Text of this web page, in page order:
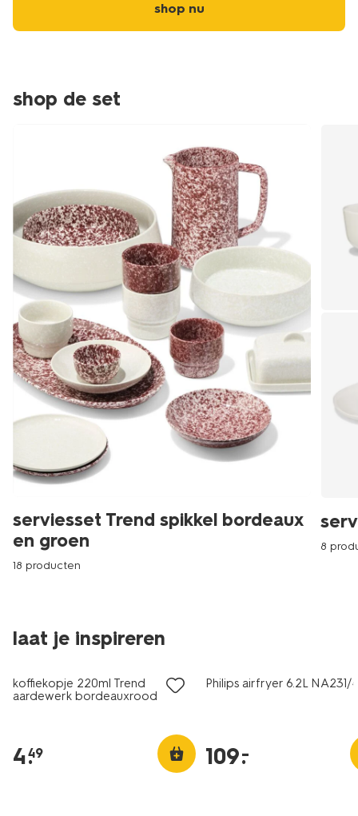
shop nu
shop de set
serviesset Trend spikkel bordeaux
en groen
18 producten
8
laat je inspireren
koffiekopje 220ml Trend
aardewerk bordeauxrood
4.
49
Philips airfryer 6.2L NA231/
109.
–